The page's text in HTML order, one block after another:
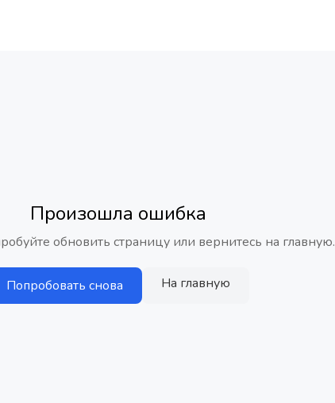
Произошла ошибка
обновить страницу или вернитесь на главную.
Попробовать снова На главную